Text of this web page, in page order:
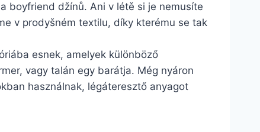
boyfriend džínů. Ani v létě si je nemusíte
v prodyšném textilu, díky kterému se tak
esnek, amelyek különböző
vagy talán egy barátja. Még nyáron
használnak, légáteresztő anyagot